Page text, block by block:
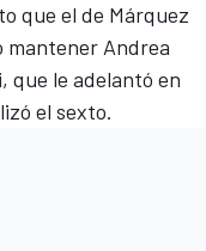
que el de Márquez
mantener Andrea
que le adelantó en
el sexto.